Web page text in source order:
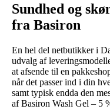
Sundhed og
fra Basiron
En hel del netbutikker i
udvalg af
at afsende til en
når det passer ind i din
samt typisk endda den
af Basiron Wash Gel – 5